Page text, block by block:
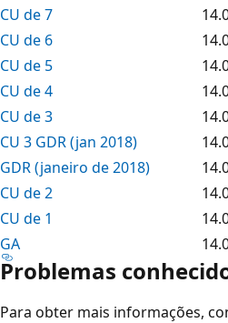
CU de 7
CU de 6
CU de 5
CU de 4
CU de 3
CU 3 GDR (jan 2018)
GDR (janeiro de 2018)
CU de 2
CU de 1
GA
Problemas
Para obter mais informações,